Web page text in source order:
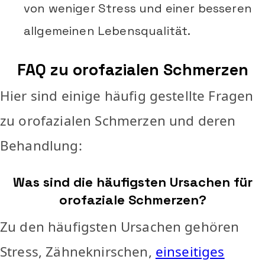
von weniger Stress und einer besseren
allgemeinen Lebensqualität.
FAQ zu orofazialen Schmerzen
Hier sind einige häufig gestellte Fragen
zu orofazialen Schmerzen und deren
Behandlung:
Was sind die häufigsten Ursachen für
orofaziale Schmerzen?
Zu den häufigsten Ursachen gehören
Stress, Zähneknirschen, einseitiges